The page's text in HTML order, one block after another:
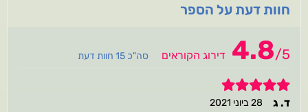
חוות דעת על הספר
4.8/5 דירוג הקוראים סה"כ 15 חוות דעת
5
ד. ג
28 ביוני 2021